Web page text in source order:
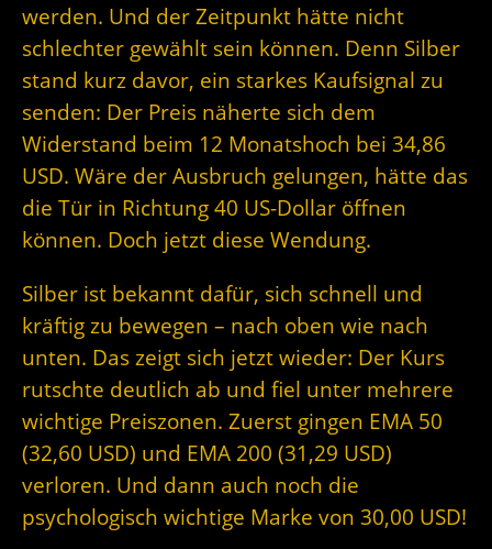
werden. Und der Zeitpunkt hätte nicht
schlechter gewählt sein können. Denn Silber
stand kurz davor, ein starkes Kaufsignal zu
senden: Der Preis näherte sich dem
Widerstand beim 12 Monatshoch bei 34,86
USD. Wäre der Ausbruch gelungen, hätte das
die Tür in Richtung 40 US-Dollar öffnen
können. Doch jetzt diese Wendung.
Silber ist bekannt dafür, sich schnell und
kräftig zu bewegen – nach oben wie nach
unten. Das zeigt sich jetzt wieder: Der Kurs
rutschte deutlich ab und fiel unter mehrere
wichtige Preiszonen. Zuerst gingen EMA 50
(32,60 USD) und EMA 200 (31,29 USD)
verloren. Und dann auch noch die
psychologisch wichtige Marke von 30,00 USD!